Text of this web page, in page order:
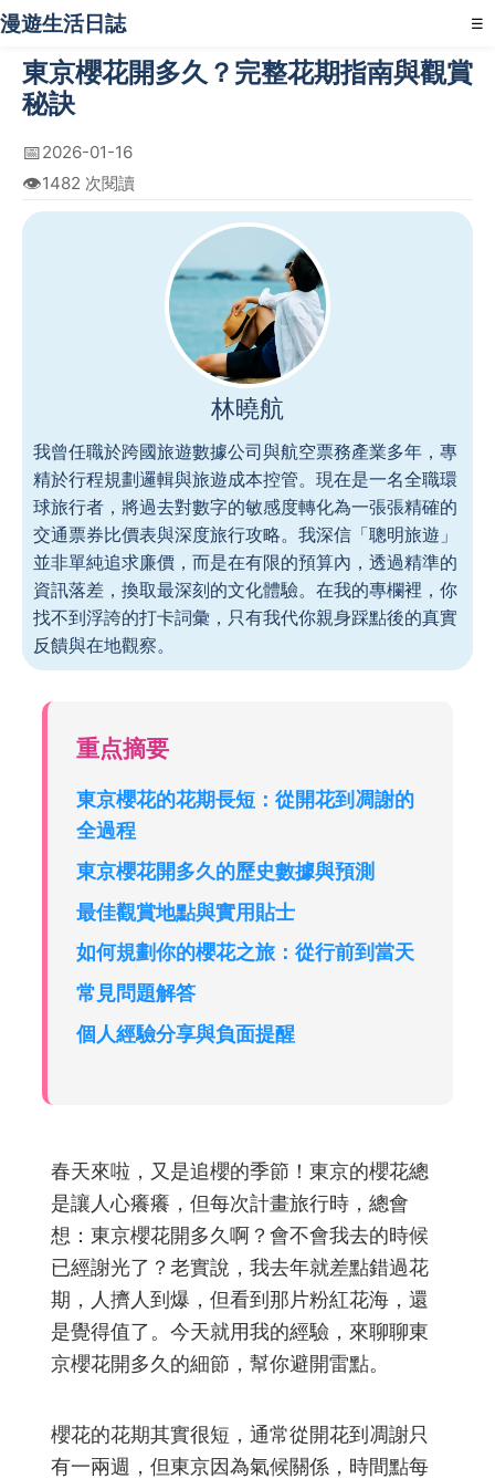
漫遊生活日誌 ☰
東京櫻花開多久？完整花期指南與觀賞
秘訣
📅2026-01-16
👁️1482 次閱讀
林曉航
我曾任職於跨國旅遊數據公司與航空票務產業多年，專
精於行程規劃邏輯與旅遊成本控管。現在是一名全職環
球旅行者，將過去對數字的敏感度轉化為一張張精確的
交通票券比價表與深度旅行攻略。我深信「聰明旅遊」
並非單純追求廉價，而是在有限的預算內，透過精準的
資訊落差，換取最深刻的文化體驗。在我的專欄裡，你
找不到浮誇的打卡詞彙，只有我代你親身踩點後的真實
反饋與在地觀察。
重点摘要
東京櫻花的花期長短：從開花到凋謝的
全過程
東京櫻花開多久的歷史數據與預測
最佳觀賞地點與實用貼士
如何規劃你的櫻花之旅：從行前到當天
常見問題解答
個人經驗分享與負面提醒
春天來啦，又是追櫻的季節！東京的櫻花總
是讓人心癢癢，但每次計畫旅行時，總會
想：東京櫻花開多久啊？會不會我去的時候
已經謝光了？老實說，我去年就差點錯過花
期，人擠人到爆，但看到那片粉紅花海，還
是覺得值了。今天就用我的經驗，來聊聊東
京櫻花開多久的細節，幫你避開雷點。
櫻花的花期其實很短，通常從開花到凋謝只
有一兩週，但東京因為氣候關係，時間點每